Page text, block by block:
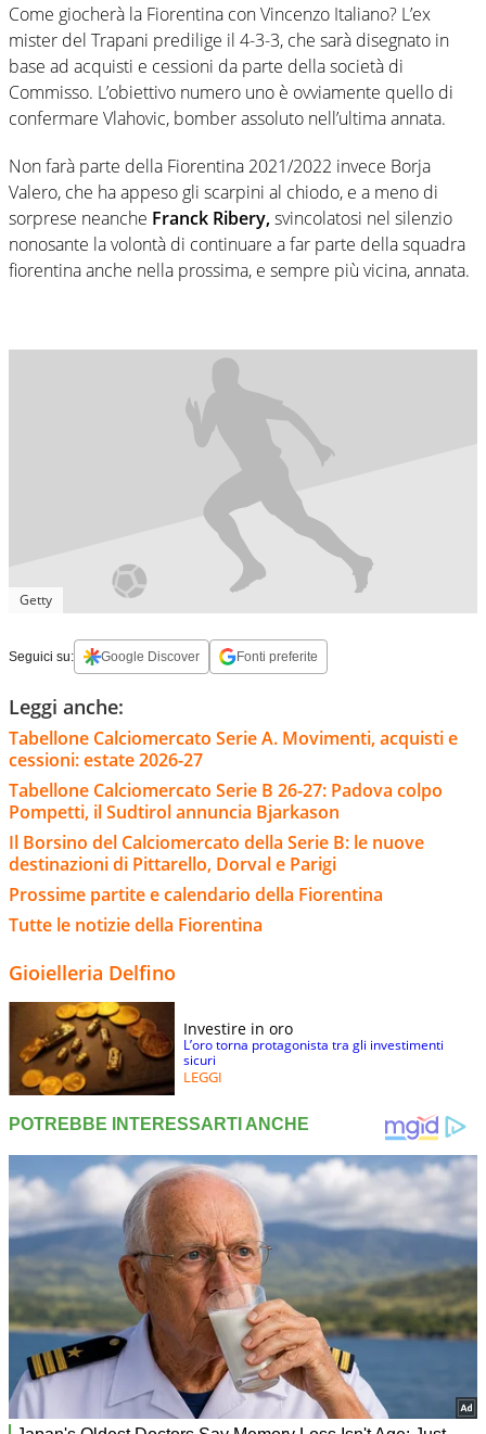
Come giocherà la Fiorentina con Vincenzo Italiano? L’ex
mister del Trapani predilige il 4-3-3, che sarà disegnato in
base ad acquisti e cessioni da parte della società di
Commisso. L’obiettivo numero uno è ovviamente quello di
confermare Vlahovic, bomber assoluto nell’ultima annata.
Non farà parte della Fiorentina 2021/2022 invece Borja
Valero, che ha appeso gli scarpini al chiodo, e a meno di
sorprese neanche Franck Ribery,svincolatosi nel silenzio
nonosante la volontà di continuare a far parte della squadra
fiorentina anche nella prossima, e sempre più vicina, annata.
Getty
Seguici su: Google Discover Fonti preferite
Leggi anche:
Tabellone Calciomercato Serie A. Movimenti, acquisti e
cessioni: estate 2026-27
Tabellone Calciomercato Serie B 26-27: Padova colpo
Pompetti, il Sudtirol annuncia Bjarkason
Il Borsino del Calciomercato della Serie B: le nuove
destinazioni di Pittarello, Dorval e Parigi
Prossime partite e calendario della Fiorentina
Tutte le notizie della Fiorentina
Gioielleria Delfino
Investire in oro
L’oro torna protagonista tra gli investimenti
sicuri
LEGGI